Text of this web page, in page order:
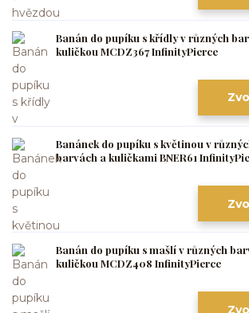
Banán do pupíku s křídly v různých
kuličkou MCDZ367 InfinityPierce
Banánek do pupíku s květinou v
barvách a kuličkami BNER61
Banán do pupíku s mašlí v různých
kuličkou MCDZ408 InfinityPierce